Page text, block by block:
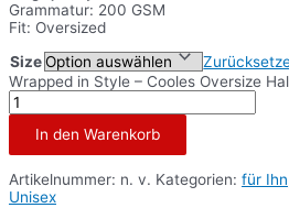
Grammatur: 200 GSM
Fit: Oversized
Size
Wrapped in Style – Cooles Oversize
In den Warenkorb
Artikelnummer: n. v. Kategorien: für Ihn
Unisex